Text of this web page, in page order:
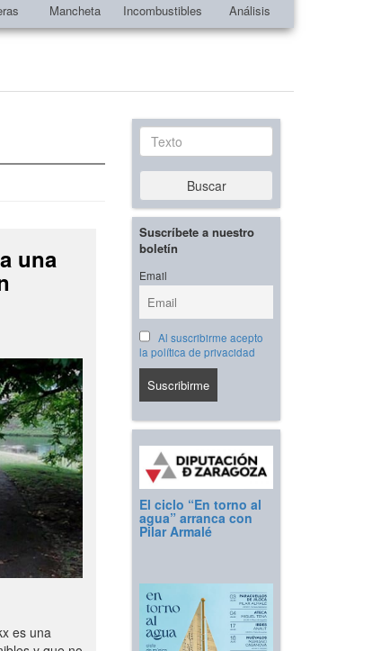
Mancheta Incombustibles Análisis
una
es una
Texto
Buscar
Suscríbete a nuestro
boletín
Email
Al suscribirme acepto
la política de privacidad
El ciclo “En torno al
agua” arranca con
Pilar Armalé